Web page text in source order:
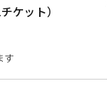
ケット）
す